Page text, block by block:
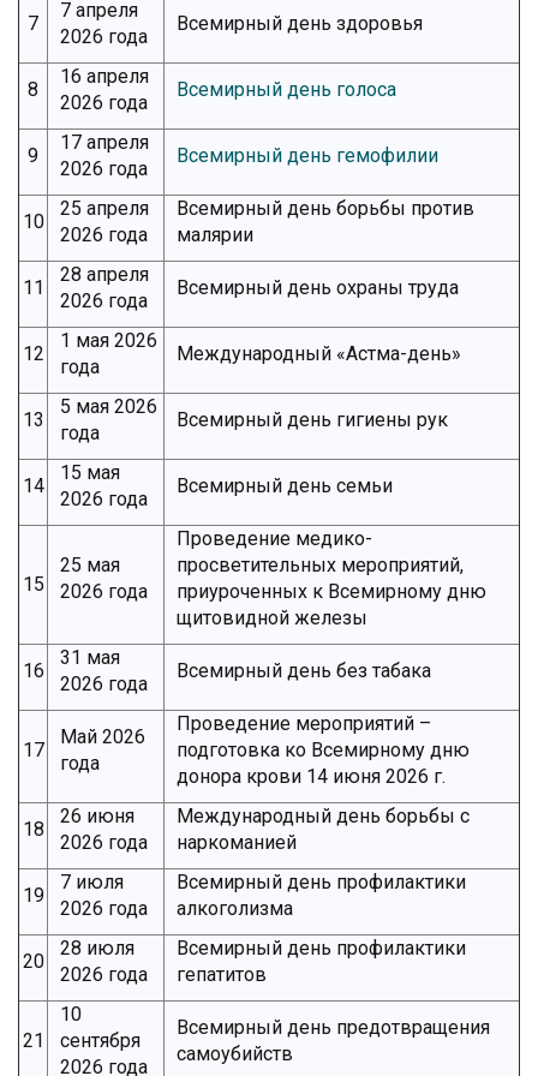
7
7 апреля
2026 года
Всемирный день здоровья
8
16 апреля
2026 года
Всемирный день голоса
9
17 апреля
2026 года
Всемирный день гемофилии
10
25 апреля
2026 года
Всемирный день борьбы против
малярии
11
28 апреля
2026 года
Всемирный день охраны труда
12
1 мая 2026
года
Международный «Астма-день»
13
5 мая 2026
года
Всемирный день гигиены рук
14
15 мая
2026 года
Всемирный день семьи
15
25 мая
2026 года
Проведение медико-
просветительных мероприятий,
приуроченных к Всемирному дню
щитовидной железы
16
31 мая
2026 года
Всемирный день без табака
17
Май 2026
года
Проведение мероприятий –
подготовка ко Всемирному дню
донора крови 14 июня 2026 г.
18
26 июня
2026 года
Международный день борьбы с
наркоманией
19
7 июля
2026 года
Всемирный день профилактики
алкоголизма
20
28 июля
2026 года
Всемирный день профилактики
гепатитов
21
10
сентября
2026 года
Всемирный день предотвращения
самоубийств